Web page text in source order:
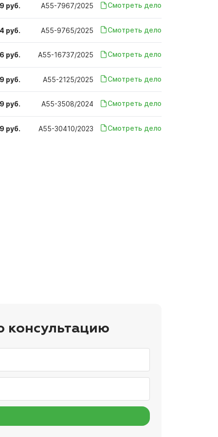
руб. А55-7967/2025 Смотреть дело
руб. А55-9765/2025 Смотреть дело
руб. А55-16737/2025 Смотреть дело
руб. А55-2125/2025 Смотреть дело
руб. А55-3508/2024 Смотреть дело
руб. А55-30410/2023 Смотреть дело
консультацию